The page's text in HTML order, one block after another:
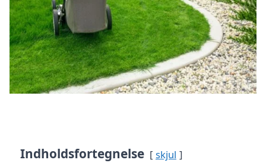
Indholdsfortegnelse skjul